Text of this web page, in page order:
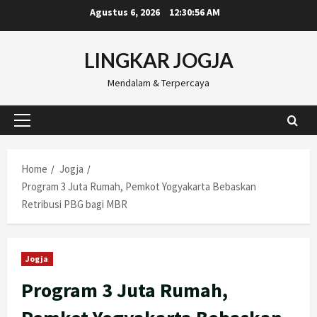
to
Agustus 6, 2026 12:30:57 AM
LINGKAR JOGJA
Mendalam & Terpercaya
Primary
Home
Jogja
Program 3 Juta Rumah, Pemkot Yogyakarta Bebaskan
Retribusi PBG bagi MBR
Jogja
Program 3 Juta Rumah,